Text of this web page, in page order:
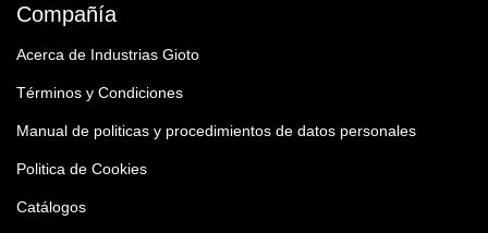
Compañía
Acerca de Industrias Gioto
Términos y Condiciones
Manual de politicas y procedimientos de datos personales
Politica de Cookies
Catálogos